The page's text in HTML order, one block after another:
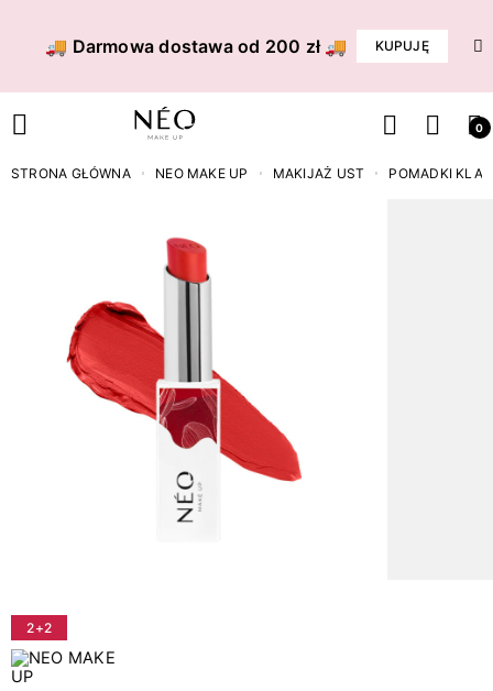
🚚 Darmowa dostawa od 200 zł 🚚 KUPUJĘ
0
STRONA GŁÓWNA NEO MAKE UP MAKIJAŻ UST POMADKI
2+2